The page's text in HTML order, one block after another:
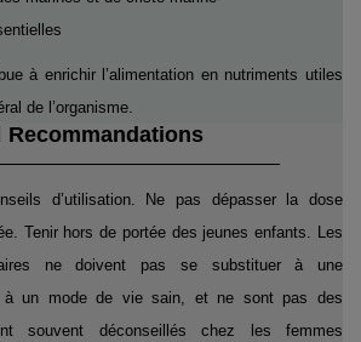
à enrichir l’alimentation en nutriments utiles
de l’organisme.
Recommandations
d’utilisation. Ne pas dépasser la dose
Tenir hors de portée des jeunes enfants. Les
ne doivent pas se substituer à une
à un mode de vie sain, et ne sont pas des
souvent déconseillés chez les femmes